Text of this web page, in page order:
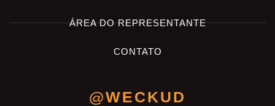
ÁREA DO REPRESENTANTE
CONTATO
@WECKUD